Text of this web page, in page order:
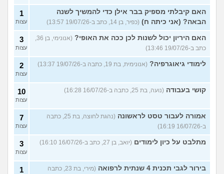
האם קיבלתי מספיק בבר אילן כדי להמשיך לשנה
הבאה? (אני כיתה ח) (כפיר, בן 14, כתב ב-19/07/26 13:57)
1
עצות
האם היריון יכול לשנות לכן ככה את האופי?
(אנונימי, בן 36,
כתב ב-19/07/26 13:46)
3
עצות
לימודי גיאוגרפיה? (אנונימית, בת 19, כתבה ב-19/07/26 13:37) 2
עצות
קושי בעבודה (נועה, בת 25, כתבה ב-16/07/26 16:28) 10
עצות
אמורה לעבור טסט לראשונה
(נהגת לחוצה, בת 25, כתבה
ב-16/07/26 16:19)
7
עצות
מתלבט על כיון לימודים (יואב, בן 27, כתב ב-16/07/26 16:10) 3
עצות
בירור לגבי תכנית 4 שנתית לרפואה (מירי, בת 23, כתבה 1